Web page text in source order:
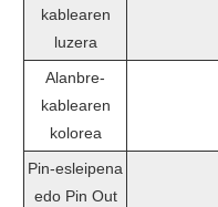
kablearen
luzera
Alanbre-
kablearen
kolorea
Pin-esleipena
edo Pin Out